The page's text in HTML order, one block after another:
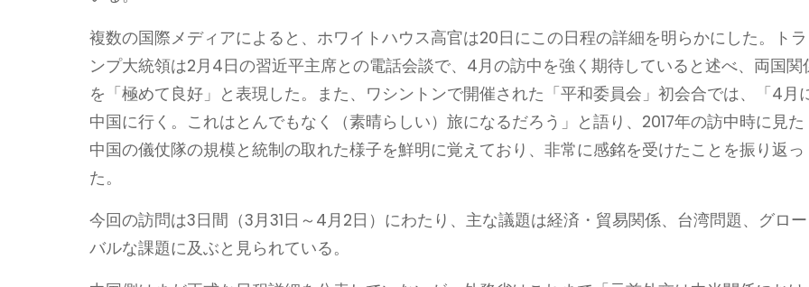
複数の国際メディアによると、ホワイトハウス高官は20日にこの日程の詳細を明らかにした。トラ
ンプ大統領は2月4日の習近平主席との電話会談で、4月の訪中を強く期待していると述べ、両国関
を「極めて良好」と表現した。また、ワシントンで開催された「平和委員会」初会合では、「4月
中国に行く。これはとんでもなく（素晴らしい）旅になるだろう」と語り、2017年の訪中時に見た
中国の儀仗隊の規模と統制の取れた様子を鮮明に覚えており、非常に感銘を受けたことを振り返っ
た。
今回の訪問は3日間（3月31日～4月2日）にわたり、主な議題は経済・貿易関係、台湾問題、グロー
バルな課題に及ぶと見られている。